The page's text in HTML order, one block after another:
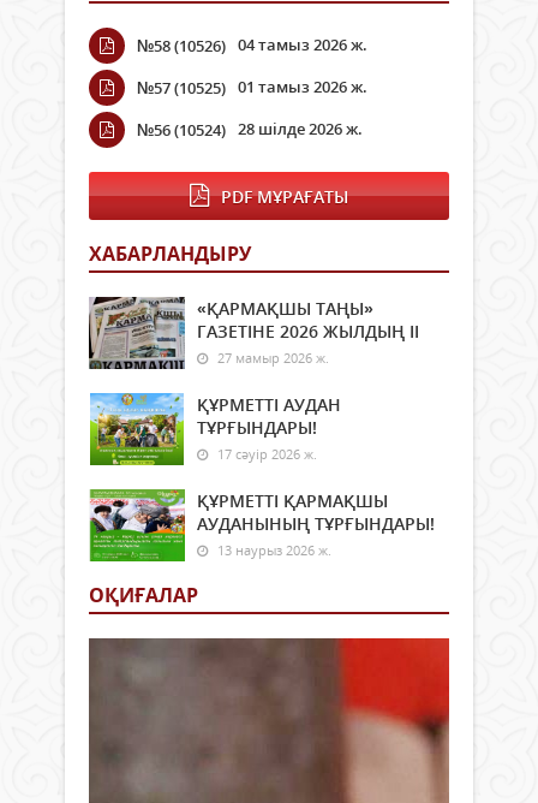
№58 (10526) 04 тамыз 2026 ж.
№57 (10525) 01 тамыз 2026 ж.
№56 (10524) 28 шілде 2026 ж.
PDF МҰРАҒАТЫ
ХАБАРЛАНДЫРУ
«ҚАРМАҚШЫ ТАҢЫ»
ГАЗЕТІНЕ 2026 ЖЫЛДЫҢ ІI
27 мамыр 2026 ж.
ҚҰРМЕТТІ АУДАН
ТҰРҒЫНДАРЫ!
17 сәуір 2026 ж.
ҚҰРМЕТТІ ҚАРМАҚШЫ
АУДАНЫНЫҢ ТҰРҒЫНДАРЫ!
13 наурыз 2026 ж.
ОҚИҒАЛАР